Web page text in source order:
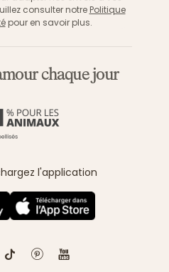
consulter notre Politique
pour en savoir plus.
chaque jour
l'application